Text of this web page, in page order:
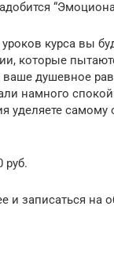
курса вы
которые
ваше душевное
намного
уделяете самому
руб.
и записаться на